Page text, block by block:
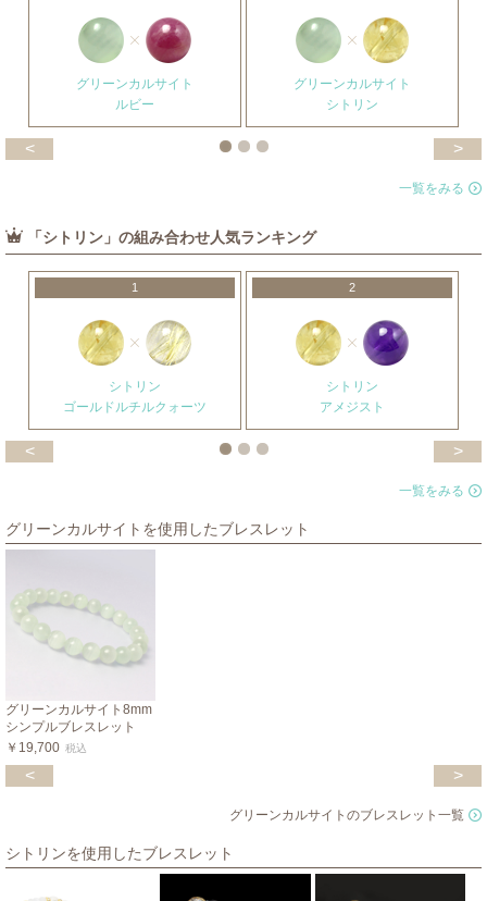
グリーンカルサイト
ルビー
グリーンカルサイト
シトリン
< >
一覧をみる
「シトリン」の組み合わせ人気ランキング
1
シトリン
ゴールドルチルクォーツ
2
シトリン
アメジスト
< >
一覧をみる
グリーンカルサイトを使用したブレスレット
グリーンカルサイト8mm
シンプルブレスレット
￥19,700 税込
< >
グリーンカルサイトのブレスレット一覧
シトリンを使用したブレスレット